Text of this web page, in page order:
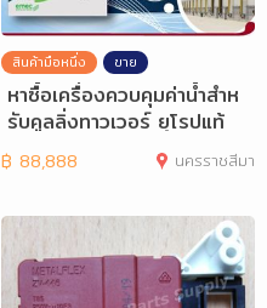
สินค้ามือหนึ่ง ขาย
หาซื้อเครื่องควบคุมค่าน้ำสำห
รับคูลลิ่งทาวเวอร์ ยุโรปแท้
฿ 88,888 นครราชสีมา